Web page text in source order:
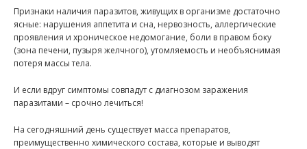
Признаки наличия паразитов, живущих в организме достаточно
ясные: нарушения аппетита и сна, нервозность, аллергические
проявления и хроническое недомогание, боли в правом боку
(зона печени, пузыря желчного), утомляемость и необъяснимая
потеря массы тела.
И если вдруг симптомы совпадут с диагнозом заражения
паразитами – срочно лечиться!
На сегодняшний день существует масса препаратов,
преимущественно химического состава, которые и выводят